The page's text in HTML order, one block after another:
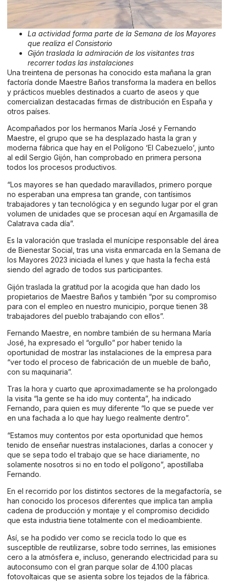
La actividad forma parte de la Semana de los Mayores
que realiza el Consistorio
Gijón traslada la admiración de los visitantes tras
recorrer todas las instalaciones
Una treintena de personas ha conocido esta mañana la gran
factoría donde Maestre Baños transforma la madera en bellos
y prácticos muebles destinados a cuarto de aseos y que
comercializan destacadas firmas de distribución en España y
otros países.
Acompañados por los hermanos María José y Fernando
Maestre, el grupo que se ha desplazado hasta la gran y
moderna fábrica que hay en el Polígono ‘El Cabezuelo’, junto
al edil Sergio Gijón, han comprobado en primera persona
todos los procesos productivos.
“Los mayores se han quedado maravillados, primero porque
no esperaban una empresa tan grande, con tantísimos
trabajadores y tan tecnológica y en segundo lugar por el gran
volumen de unidades que se procesan aquí en Argamasilla de
Calatrava cada día”.
Es la valoración que traslada el munícipe responsable del área
de Bienestar Social, tras una visita enmarcada en la Semana de
los Mayores 2023 iniciada el lunes y que hasta la fecha está
siendo del agrado de todos sus participantes.
Gijón traslada la gratitud por la acogida que han dado los
propietarios de Maestre Baños y también “por su compromiso
para con el empleo en nuestro municipio, porque tienen 38
trabajadores del pueblo trabajando con ellos”.
Fernando Maestre, en nombre también de su hermana María
José, ha expresado el “orgullo” por haber tenido la
oportunidad de mostrar las instalaciones de la empresa para
“ver todo el proceso de fabricación de un mueble de baño,
con su maquinaria”.
Tras la hora y cuarto que aproximadamente se ha prolongado
la visita “la gente se ha ido muy contenta”, ha indicado
Fernando, para quien es muy diferente “lo que se puede ver
en una fachada a lo que hay luego realmente dentro”.
“Estamos muy contentos por esta oportunidad que hemos
tenido de enseñar nuestras instalaciones, darlas a conocer y
que se sepa todo el trabajo que se hace diariamente, no
solamente nosotros si no en todo el polígono”, apostillaba
Fernando.
En el recorrido por los distintos sectores de la megafactoría, se
han conocido los procesos diferentes que implica tan amplia
cadena de producción y montaje y el compromiso decidido
que esta industria tiene totalmente con el medioambiente.
Así, se ha podido ver como se recicla todo lo que es
susceptible de reutilizarse, sobre todo serrines, las emisiones
cero a la atmósfera e, incluso, generando electricidad para su
autoconsumo con el gran parque solar de 4.100 placas
fotovoltaicas que se asienta sobre los tejados de la fábrica.